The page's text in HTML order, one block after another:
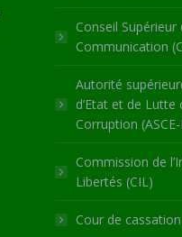
Conseil Supérieur
Communication
Autorité
d’Etat et de Lutte
Corruption
Commission de
Libertés (CIL)
Cour de cassation